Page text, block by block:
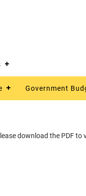
Government
download the PDF to